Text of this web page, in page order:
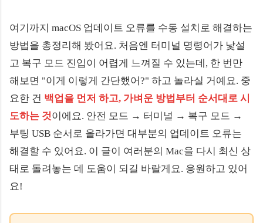
여기까지 macOS 업데이트 오류를 수동 설치로 해결하는
방법을 총정리해 봤어요. 처음엔 터미널 명령어가 낯설
고 복구 모드 진입이 어렵게 느껴질 수 있는데, 한 번만
해보면 "이게 이렇게 간단했어?" 하고 놀라실 거예요. 중
요한 건 백업을 먼저 하고, 가벼운 방법부터 순서대로 시
도하는 것이에요. 안전 모드 → 터미널 → 복구 모드 →
부팅 USB 순서로 올라가면 대부분의 업데이트 오류는
해결할 수 있어요. 이 글이 여러분의 Mac을 다시 최신 상
태로 돌려놓는 데 도움이 되길 바랄게요. 응원하고 있어
요!